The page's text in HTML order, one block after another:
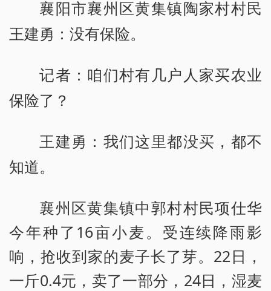
襄阳市襄州区黄集镇陶家村村民
王建勇：没有保险。
记者：咱们村有几户人家买农业
保险了？
王建勇：我们这里都没买，都不
知道。
襄州区黄集镇中郭村村民项仕华
今年种了16亩小麦。受连续降雨影
响，抢收到家的麦子长了芽。22日，
一斤0.4元，卖了一部分，24日，湿麦